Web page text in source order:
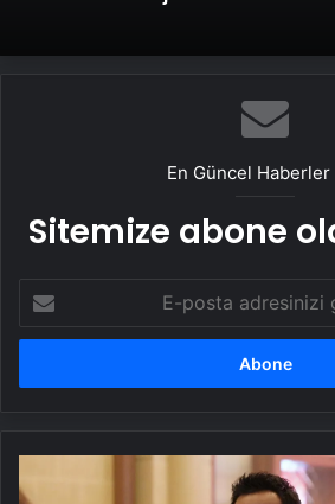
Reklam Ajansı, SEO Ajansı ve
En Güncel Haberler
Sitemize abone
posta
adresinizi
Gece